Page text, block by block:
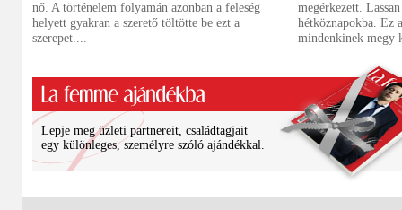
nő. A történelem folyamán azonban a feleség
helyett gyakran a szerető töltötte be ezt a
szerepet....
megérkezett.
hétköznapokba. Ez
mindenkinek megy
Lepje meg üzleti partnereit, családtagjait
egy különleges, személyre szóló ajándékkal.